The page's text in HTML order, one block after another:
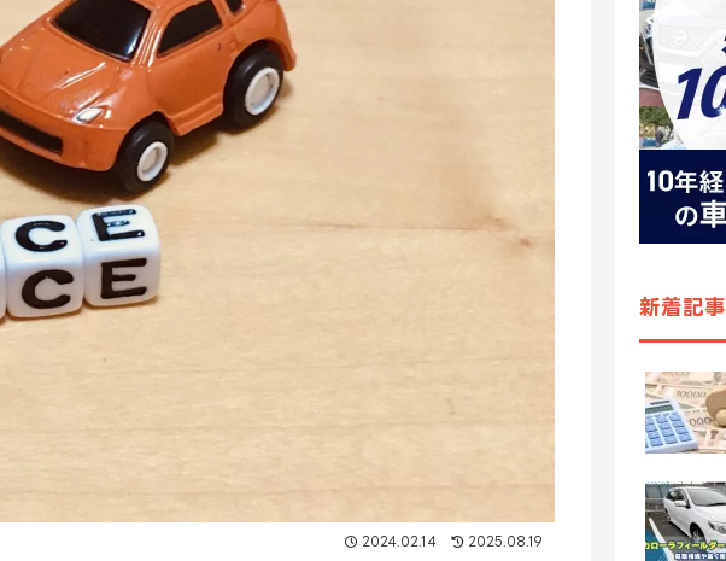
2024.02.14 2025.08.19
新着記事